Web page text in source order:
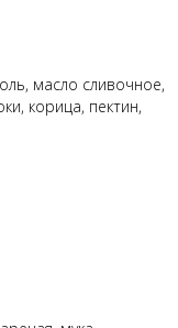
масло сливочное,
корица, пектин,